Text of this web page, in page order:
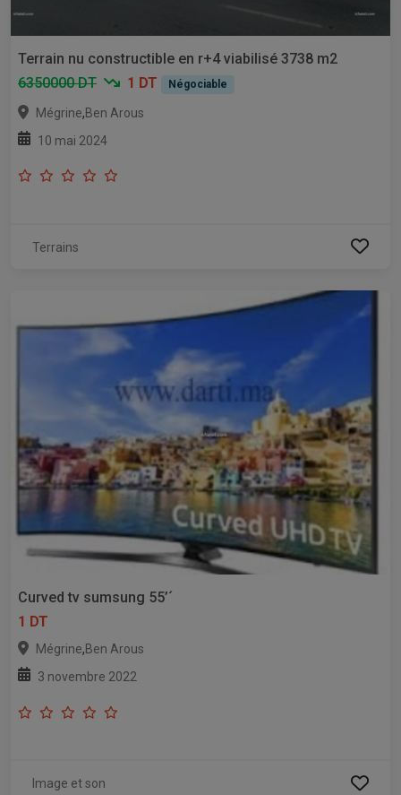
Terrain nu constructible en r+4 viabilisé 3738 m2
6350000 DT
1 DT Négociable
Mégrine,Ben Arous
10 mai 2024
Terrains
Curved tv sumsung 55’´
1 DT
Mégrine,Ben Arous
3 novembre 2022
Image et son